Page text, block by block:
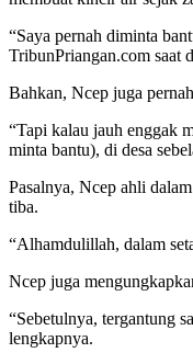
“Saya pernah diminta
TribunPriangan.com saat
Bahkan, Ncep juga
“Tapi kalau jauh enggak
minta bantu), di desa
Pasalnya, Ncep ahli
tiba.
“Alhamdulillah, dalam
Ncep juga
“Sebetulnya, tergantung
lengkapnya.